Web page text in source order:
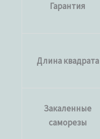
Гарантия
Длина квадрата
Закаленные
саморезы